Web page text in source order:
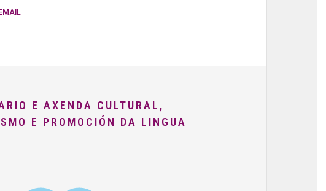
E AXENDA CULTURAL,
E PROMOCIÓN DA LINGUA